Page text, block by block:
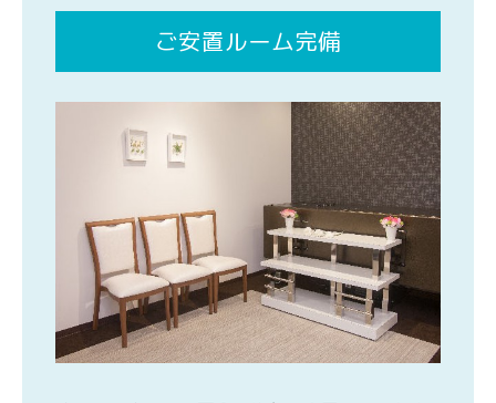
ご安置ルーム完備